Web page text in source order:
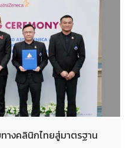
างคลินิกไทยสู่มาตรฐาน